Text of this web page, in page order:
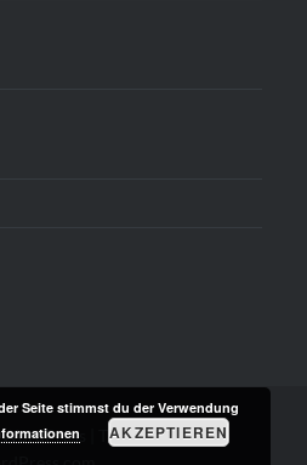
Theme: Dyad von
Seite stimmst du der Verwendung
AKZEPTIEREN